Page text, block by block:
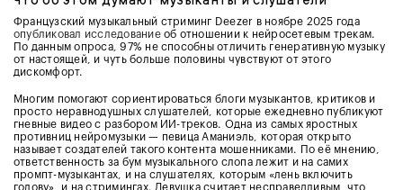
Французский музыкальный стриминг Deezer в ноябре 2025 года
опубликовал исследованиеоб отношении к нейросетевым трекам.
По данным опроса, 97% не способны отличить генеративную музыку
от настоящей, и чуть больше половины чувствуют от этого
дискомфорт.
Многим помогают сориентироваться блоги музыкантов, критиков и
просто неравнодушных слушателей, которые ежедневно публикуют
гневные видео с разбором ИИ-треков. Одна из самых яростных
противниц нейромузыки — певица Аманиэль, которая открыто
называет создателей такого контента мошенниками. По её мнению,
ответственность за бум музыкального слопа лежит и на самих
промпт-музыкантах, и на слушателях, которым «лень включить
голову», и на стримингах. Девушка считает несправедливым, что